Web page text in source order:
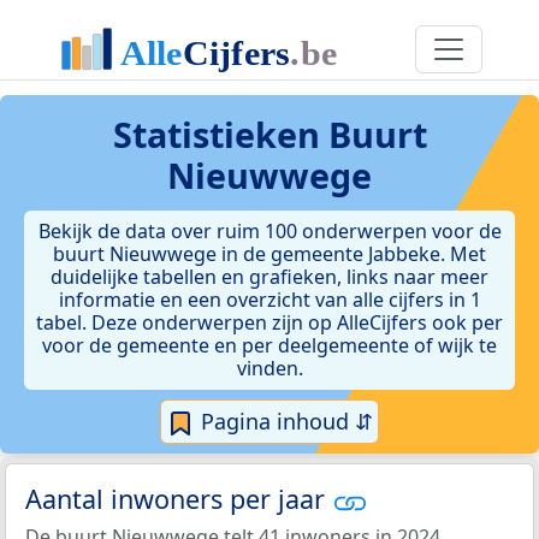
Statistieken Buurt
Nieuwwege
Bekijk de data over ruim 100 onderwerpen voor de
buurt Nieuwwege in de gemeente Jabbeke. Met
duidelijke tabellen en grafieken, links naar meer
informatie en een overzicht van alle cijfers in 1
tabel. Deze onderwerpen zijn op AlleCijfers ook per
voor de gemeente en per deelgemeente of wijk te
vinden.
Pagina inhoud ⇵
Aantal inwoners per jaar